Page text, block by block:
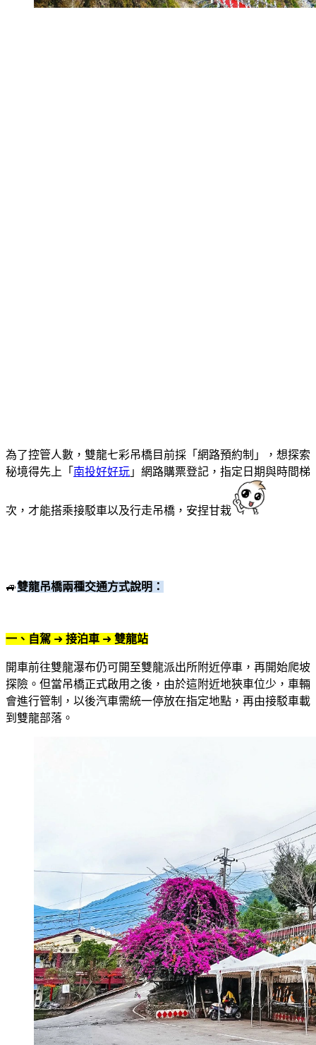
為了控管人數，雙龍七彩吊橋目前採「網路預約制」，想探索
秘境得先上「 南投好好玩 」網路購票登記，指定日期與時間梯
次，才能搭乘接駁車以及行走吊橋，安捏甘栽
🚙雙龍吊橋兩種交通方式說明：
一、自駕 ➜ 接泊車 ➜ 雙龍站
開車前往雙龍瀑布仍可開至雙龍派出所附近停車，再開始爬坡
探險。但當吊橋正式啟用之後，由於這附近地狹車位少，車輛
會進行管制，以後汽車需統一停放在指定地點，再由接駁車載
到雙龍部落。